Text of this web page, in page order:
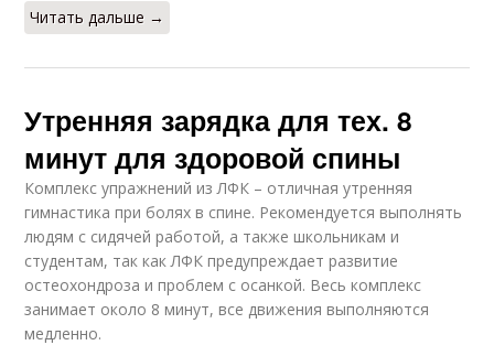
Читать дальше →
Утренняя зарядка для тех. 8
минут для здоровой спины
Комплекс упражнений из ЛФК – отличная утренняя
гимнастика при болях в спине. Рекомендуется выполнять
людям с сидячей работой, а также школьникам и
студентам, так как ЛФК предупреждает развитие
остеохондроза и проблем с осанкой. Весь комплекс
занимает около 8 минут, все движения выполняются
медленно.